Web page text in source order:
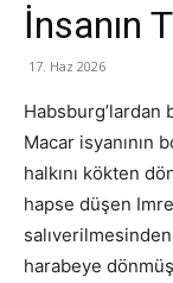
İnsanın
17. Haz 2026
Habsburg’lardan
Macar isyanının
halkını kökten
hapse düşen
harabeye